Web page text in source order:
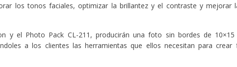
los tonos faciales, optimizar la brillantez y el contraste y mejorar
y el Photo Pack CL-211, producirán una foto sin bordes de
a los clientes las herramientas que ellos necesitan para crear